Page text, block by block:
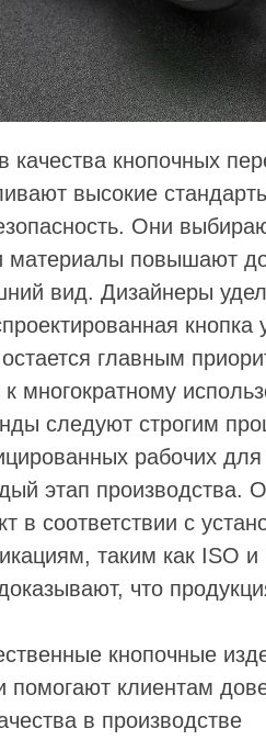
качества кнопочных
высокие
Они
материалы повышают
вид. Дизайнеры
главным
к многократному
следуют строгим
рабочих
этап производства.
в соответствии с
таким как ISO и
что
кнопочные
помогают клиентам
в производстве